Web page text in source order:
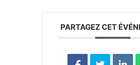
PARTAGEZ CET